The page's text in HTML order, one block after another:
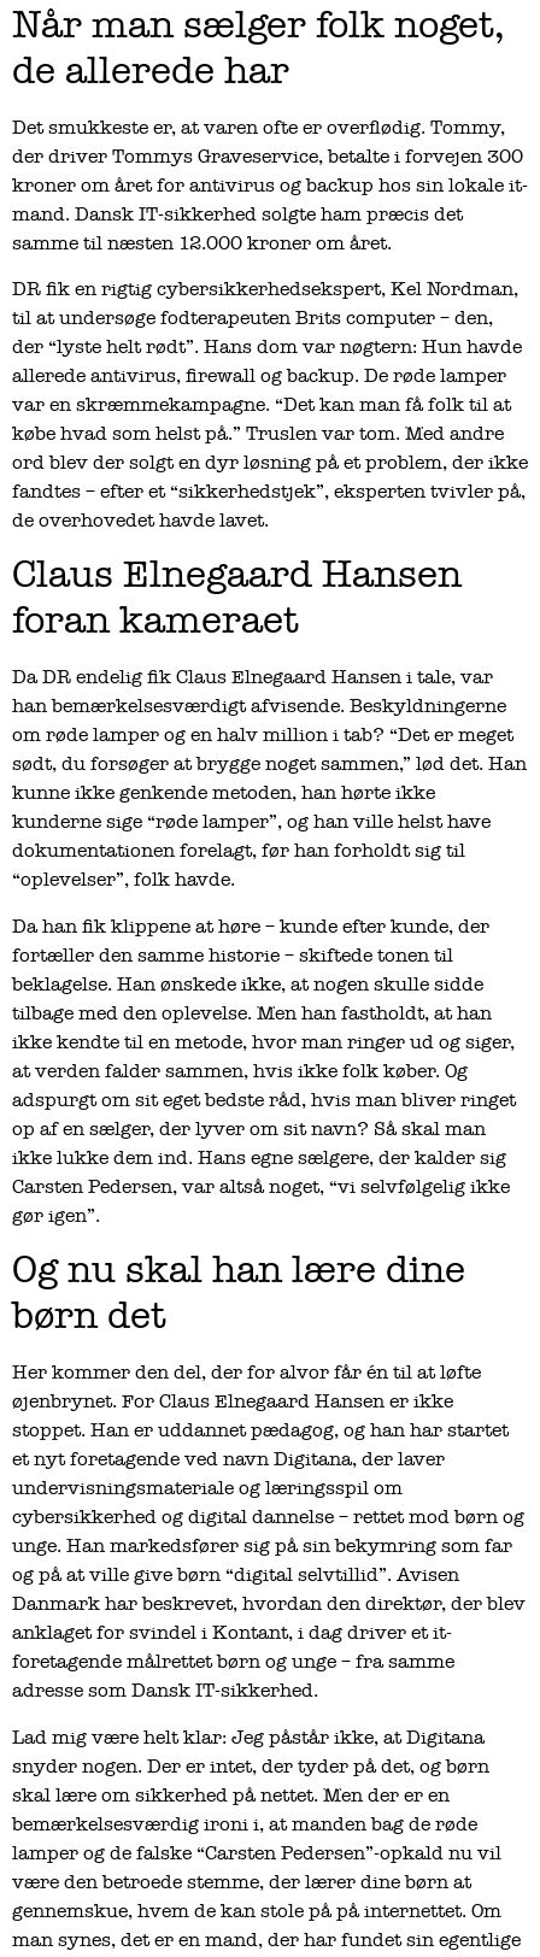
Når man sælger folk noget,
de allerede har
Det smukkeste er, at varen ofte er overflødig. Tommy,
der driver Tommys Graveservice, betalte i forvejen 300
kroner om året for antivirus og backup hos sin lokale it-
mand. Dansk IT-sikkerhed solgte ham præcis det
samme til næsten 12.000 kroner om året.
DR fik en rigtig cybersikkerhedsekspert, Kel Nordman,
til at undersøge fodterapeuten Brits computer – den,
der “lyste helt rødt”. Hans dom var nøgtern: Hun havde
allerede antivirus, firewall og backup. De røde lamper
var en skræmmekampagne. “Det kan man få folk til at
købe hvad som helst på.” Truslen var tom. Med andre
ord blev der solgt en dyr løsning på et problem, der ikke
fandtes – efter et “sikkerhedstjek”, eksperten tvivler på,
de overhovedet havde lavet.
Claus Elnegaard Hansen
foran kameraet
Da DR endelig fik Claus Elnegaard Hansen i tale, var
han bemærkelsesværdigt afvisende. Beskyldningerne
om røde lamper og en halv million i tab? “Det er meget
sødt, du forsøger at brygge noget sammen,” lød det. Han
kunne ikke genkende metoden, han hørte ikke
kunderne sige “røde lamper”, og han ville helst have
dokumentationen forelagt, før han forholdt sig til
“oplevelser”, folk havde.
Da han fik klippene at høre – kunde efter kunde, der
fortæller den samme historie – skiftede tonen til
beklagelse. Han ønskede ikke, at nogen skulle sidde
tilbage med den oplevelse. Men han fastholdt, at han
ikke kendte til en metode, hvor man ringer ud og siger,
at verden falder sammen, hvis ikke folk køber. Og
adspurgt om sit eget bedste råd, hvis man bliver ringet
op af en sælger, der lyver om sit navn? Så skal man
ikke lukke dem ind. Hans egne sælgere, der kalder sig
Carsten Pedersen, var altså noget, “vi selvfølgelig ikke
gør igen”.
Og nu skal han lære dine
børn det
Her kommer den del, der for alvor får én til at løfte
øjenbrynet. For Claus Elnegaard Hansen er ikke
stoppet. Han er uddannet pædagog, og han har startet
et nyt foretagende ved navn Digitana, der laver
undervisningsmateriale og læringsspil om
cybersikkerhed og digital dannelse – rettet mod børn og
unge. Han markedsfører sig på sin bekymring som far
og på at ville give børn “digital selvtillid”. Avisen
Danmark har beskrevet, hvordan den direktør, der blev
anklaget for svindel i Kontant, i dag driver et it-
foretagende målrettet børn og unge – fra samme
adresse som Dansk IT-sikkerhed.
Lad mig være helt klar: Jeg påstår ikke, at Digitana
snyder nogen. Der er intet, der tyder på det, og børn
skal lære om sikkerhed på nettet. Men der er en
bemærkelsesværdig ironi i, at manden bag de røde
lamper og de falske “Carsten Pedersen”-opkald nu vil
være den betroede stemme, der lærer dine børn at
gennemskue, hvem de kan stole på på internettet. Om
man synes, det er en mand, der har fundet sin egentlige